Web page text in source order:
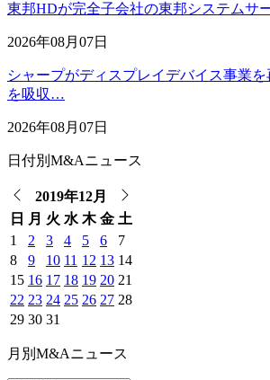
東邦HDが完全子会社の東邦システムサ
2026年08月07日
シャープがディスプレイデバイス事業
を吸収…
2026年08月07日
日付別M&Aニュース
2019年12月
日 月 火 水 木 金 土
1
2 3 4 5 6
7
8
9 10 11 12 13 14
15 16 17 18 19 20 21
22 23 24 25 26 27 28
29 30 31
月別M&Aニュース